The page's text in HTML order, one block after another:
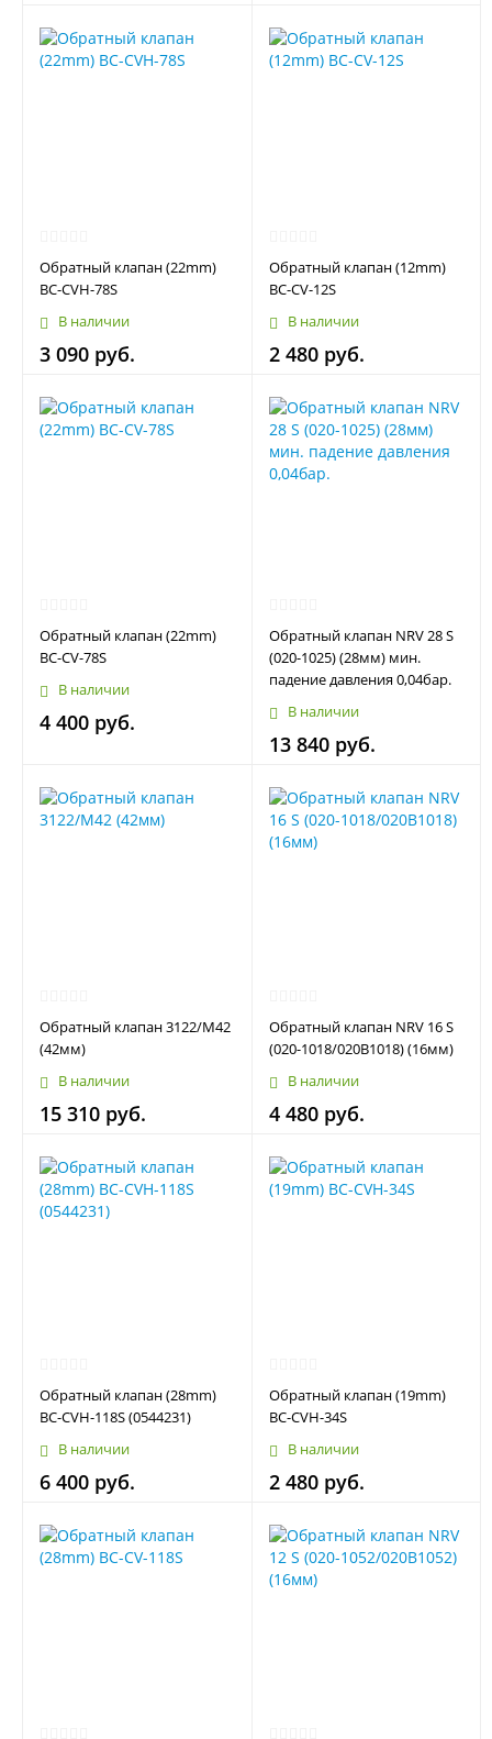
Обратный клапан (22mm)
BC-CVH-78S
В наличии
3 090 руб.
Обратный клапан (12mm)
BC-CV-12S
В наличии
2 480 руб.
Обратный клапан (22mm)
BC-CV-78S
В наличии
4 400 руб.
Обратный клапан NRV 28 S
(020-1025) (28мм) мин.
падение давления 0,04бар.
В наличии
13 840 руб.
Обратный клапан 3122/M42
(42мм)
В наличии
15 310 руб.
Обратный клапан NRV 16 S
(020-1018/020B1018) (16мм)
В наличии
4 480 руб.
Обратный клапан (28mm)
BC-CVH-118S (0544231)
В наличии
6 400 руб.
Обратный клапан (19mm)
BC-CVH-34S
В наличии
2 480 руб.